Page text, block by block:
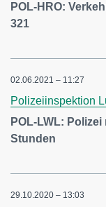
POL-HRO:
321
02.06.2021 – 11:27
Polizeiinspektion
POL-LWL:
Stunden
29.10.2020 – 13:03